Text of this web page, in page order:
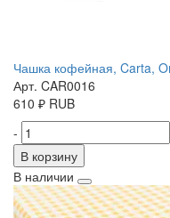
Чашка кофейная, Carta,
Арт. CAR0016
610 ₽ RUB
-
В корзину
В наличии